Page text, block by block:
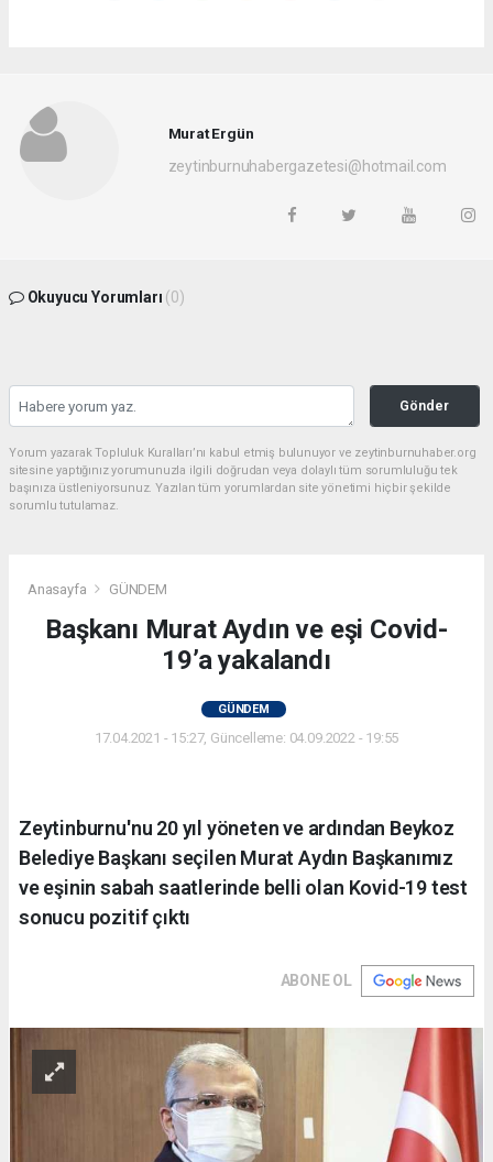
Murat Ergün
zeytinburnuhabergazetesi@hotmail.com
Okuyucu Yorumları (0)
Gönder
Yorum yazarak Topluluk Kuralları’nı kabul etmiş bulunuyor ve zeytinburnuhaber.org
sitesine yaptığınız yorumunuzla ilgili doğrudan veya dolaylı tüm sorumluluğu tek
başınıza üstleniyorsunuz. Yazılan tüm yorumlardan site yönetimi hiçbir şekilde
sorumlu tutulamaz.
Anasayfa GÜNDEM
Başkanı Murat Aydın ve eşi Covid-
19’a yakalandı
GÜNDEM
17.04.2021 - 15:27, Güncelleme: 04.09.2022 - 19:55
Zeytinburnu'nu 20 yıl yöneten ve ardından Beykoz
Belediye Başkanı seçilen Murat Aydın Başkanımız
ve eşinin sabah saatlerinde belli olan Kovid-19 test
sonucu pozitif çıktı
ABONE OL